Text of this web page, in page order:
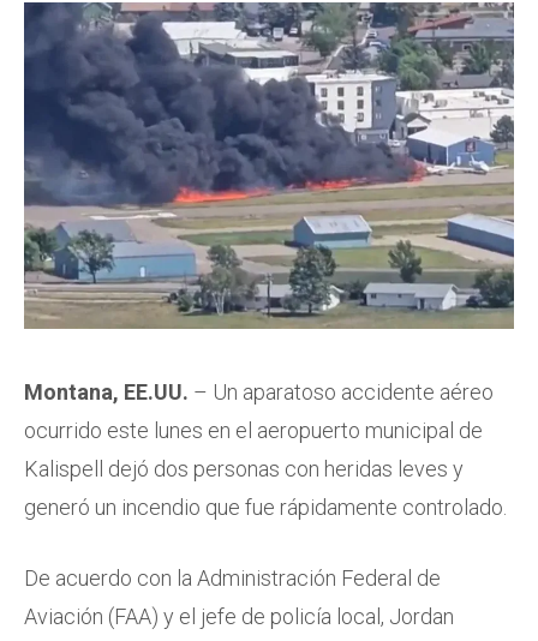
Montana, EE.UU. – Un aparatoso accidente aéreo
ocurrido este lunes en el aeropuerto municipal de
Kalispell dejó dos personas con heridas leves y
generó un incendio que fue rápidamente controlado.
De acuerdo con la Administración Federal de
Aviación (FAA) y el jefe de policía local, Jordan